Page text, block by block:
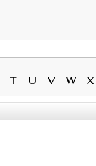
T U V W X